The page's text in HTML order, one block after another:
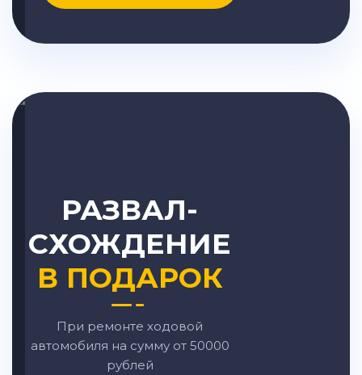
РАЗВАЛ-
СХОЖДЕНИЕ
В ПОДАРОК
При ремонте ходовой
автомобиля на сумму от 50000
рублей